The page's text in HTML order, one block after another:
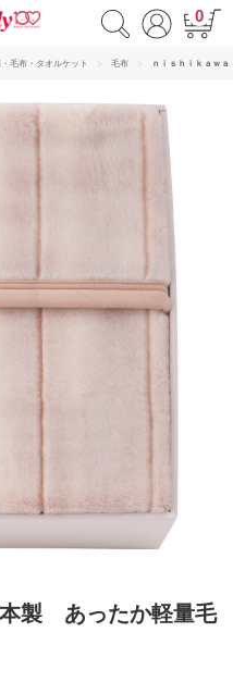
0
毛布・タオルケット 毛布 ｎｉｓｈｉｋａｗ
製 あったか軽量毛